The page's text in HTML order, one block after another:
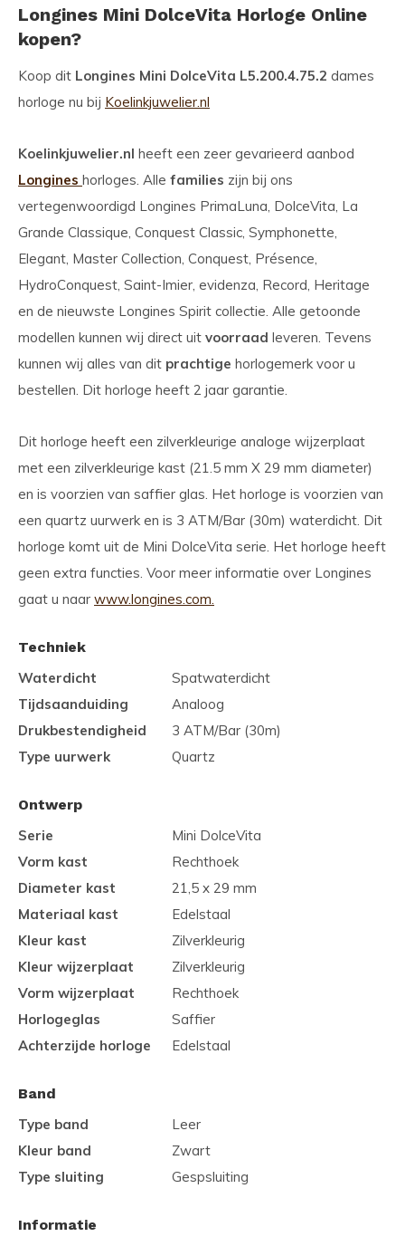
Longines Mini DolceVita Horloge Online
kopen?
Koop dit Longines Mini DolceVita L5.200.4.75.2 dames
horloge nu bij Koelinkjuwelier.nl
Koelinkjuwelier.nl heeft een zeer gevarieerd aanbod
Longines horloges. Alle families zijn bij ons
vertegenwoordigd Longines PrimaLuna, DolceVita, La
Grande Classique, Conquest Classic, Symphonette,
Elegant, Master Collection, Conquest, Présence,
HydroConquest, Saint-Imier, evidenza, Record, Heritage
en de nieuwste Longines Spirit collectie. Alle getoonde
modellen kunnen wij direct uit voorraad leveren. Tevens
kunnen wij alles van dit prachtige horlogemerk voor u
bestellen. Dit horloge heeft 2 jaar garantie.
Dit horloge heeft een zilverkleurige analoge wijzerplaat
met een zilverkleurige kast (21.5 mm X 29 mm diameter)
en is voorzien van saffier glas. Het horloge is voorzien van
een quartz uurwerk en is 3 ATM/Bar (30m) waterdicht. Dit
horloge komt uit de Mini DolceVita serie. Het horloge heeft
geen extra functies. Voor meer informatie over Longines
gaat u naar www.longines.com.
Techniek
Waterdicht
Spatwaterdicht
Tijdsaanduiding
Analoog
Drukbestendigheid
3 ATM/Bar (30m)
Type uurwerk
Quartz
Ontwerp
Serie
Mini DolceVita
Vorm kast
Rechthoek
Diameter kast
21,5 x 29 mm
Materiaal kast
Edelstaal
Kleur kast
Zilverkleurig
Kleur wijzerplaat
Zilverkleurig
Vorm wijzerplaat
Rechthoek
Horlogeglas
Saffier
Achterzijde horloge
Edelstaal
Band
Type band
Leer
Kleur band
Zwart
Type sluiting
Gespsluiting
Informatie